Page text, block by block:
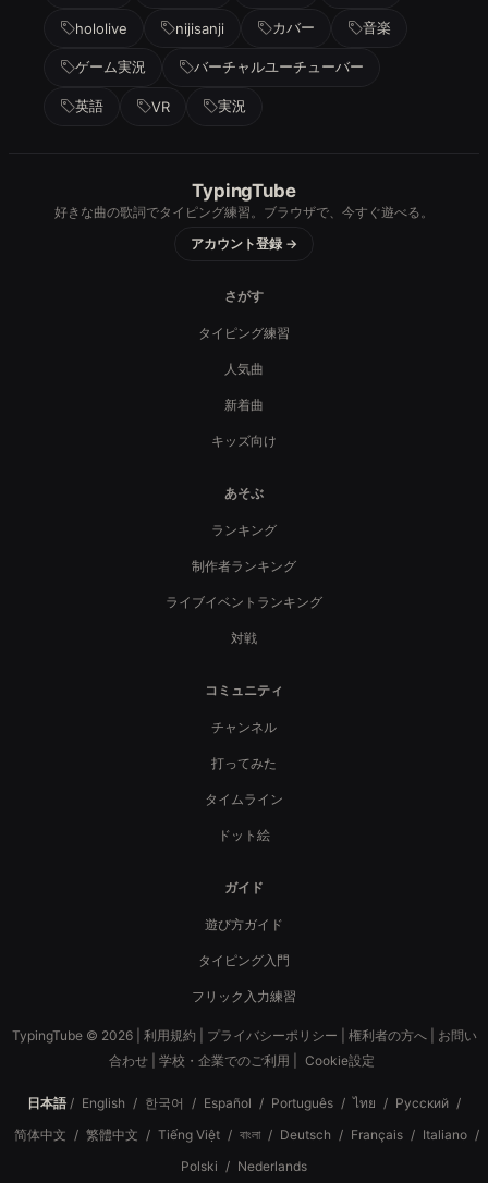
hololive nijisanji カバー 音楽
ゲーム実況 バーチャルユーチューバー
英語 VR 実況
TypingTube
好きな曲の歌詞でタイピング練習。ブラウザで、今すぐ遊べる。
アカウント登録 →
さがす
タイピング練習
人気曲
新着曲
キッズ向け
あそぶ
ランキング
制作者ランキング
ライブイベントランキング
対戦
コミュニティ
チャンネル
打ってみた
タイムライン
ドット絵
ガイド
遊び方ガイド
タイピング入門
フリック入力練習
TypingTube © 2026 | 利用規約 プライバシーポリシー 権利者の方へ| お問い
合わせ
学校・企業でのご利用 Cookie設定
日本語 / English / 한국어 / Español / Português / ไทย / Русский /
简体中文 / 繁體中文 / Tiếng Việt / বাংলা / Deutsch / Français / Italiano /
Polski / Nederlands